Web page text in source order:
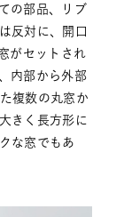
の部品、リブ
反対に、開口
がセットされ
内部から外部
複数の丸窓か
きく長方形に
な窓でもあ